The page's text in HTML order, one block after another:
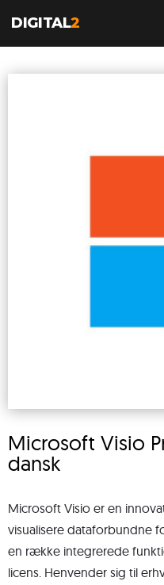
DIGITAL2
Microsoft Visio
dansk
Microsoft Visio er en
visualisere dataforbundne
en række integrerede
licens. Henvender sig til